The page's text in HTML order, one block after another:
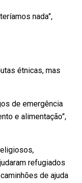
nada”,
étnicas, mas
de emergência
e alimentação”,
refugiados
de ajuda